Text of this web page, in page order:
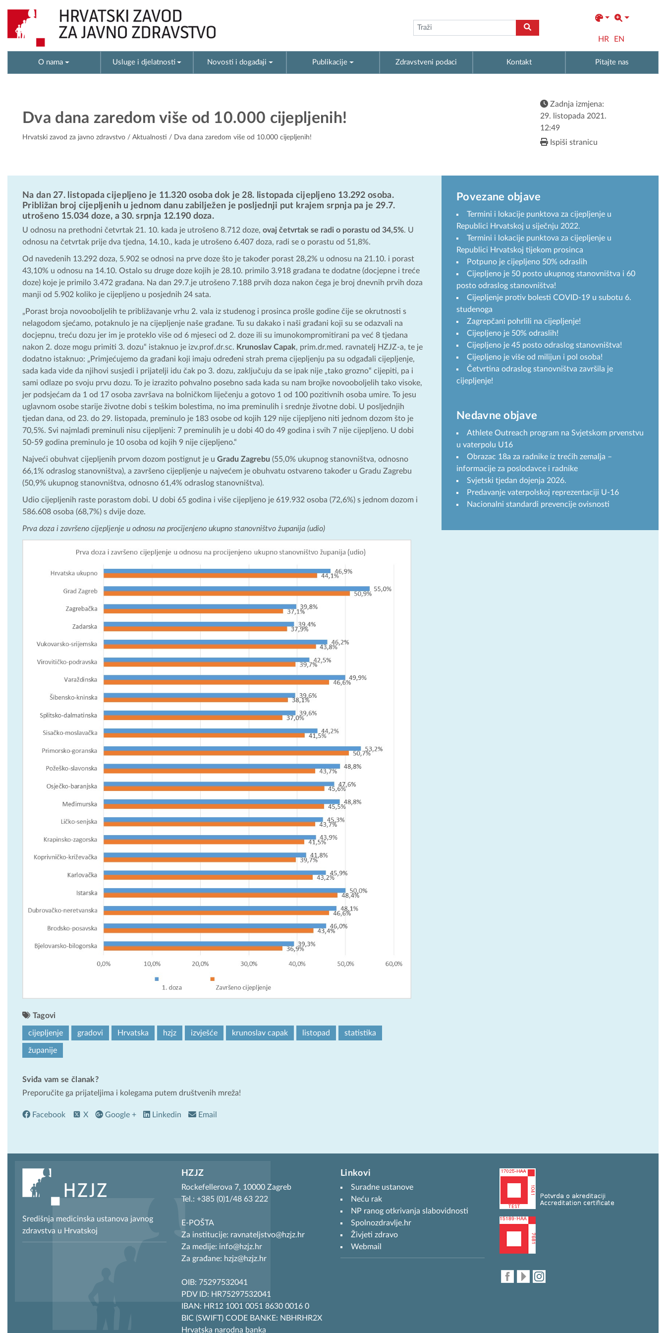
HR EN
O nama Usluge i djelatnosti Novosti i događaji Publikacije Zdravstveni podaci Kontakt Pitajte nas
Dva dana zaredom više od 10.000 cijepljenih!
Hrvatski zavod za javno zdravstvo / Aktualnosti / Dva dana zaredom više od 10.000 cijepljenih!
Zadnja izmjena:
29. listopada 2021.
12:49
Ispiši stranicu
Na dan 27. listopada cijepljeno je 11.320 osoba dok je 28. listopada cijepljeno 13.292 osoba.
Približan broj cijepljenih u jednom danu zabilježen je posljednji put krajem srpnja pa je 29.7.
utrošeno 15.034 doze, a 30. srpnja 12.190 doza.
U odnosu na prethodni četvrtak 21. 10. kada je utrošeno 8.712 doze, ovaj četvrtak se radi o porastu od 34,5%. U
odnosu na četvrtak prije dva tjedna, 14.10., kada je utrošeno 6.407 doza, radi se o porastu od 51,8%.
Od navedenih 13.292 doza, 5.902 se odnosi na prve doze što je također porast 28,2% u odnosu na 21.10. i porast
43,10% u odnosu na 14.10. Ostalo su druge doze kojih je 28.10. primilo 3.918 građana te dodatne (docjepne i treće
doze) koje je primilo 3.472 građana. Na dan 29.7.je utrošeno 7.188 prvih doza nakon čega je broj dnevnih prvih doza
manji od 5.902 koliko je cijepljeno u posjednih 24 sata.
„Porast broja novooboljelih te približavanje vrhu 2. vala iz studenog i prosinca prošle godine čije se okrutnosti s
nelagodom sjećamo, potaknulo je na cijepljenje naše građane. Tu su dakako i naši građani koji su se odazvali na
docjepnu, treću dozu jer im je proteklo više od 6 mjeseci od 2. doze ili su imunokompromitirani pa već 8 tjedana
nakon 2. doze mogu primiti 3. dozu“ istaknuo je izv.prof.dr.sc. Krunoslav Capak, prim.dr.med. ravnatelj HZJZ-a, te je
dodatno istaknuo: „Primjećujemo da građani koji imaju određeni strah prema cijepljenju pa su odgađali cijepljenje,
sada kada vide da njihovi susjedi i prijatelji idu čak po 3. dozu, zaključuju da se ipak nije „tako grozno“ cijepiti, pa i
sami odlaze po svoju prvu dozu. To je izrazito pohvalno posebno sada kada su nam brojke novooboljelih tako visoke,
jer podsjećam da 1 od 17 osoba završava na bolničkom liječenju a gotovo 1 od 100 pozitivnih osoba umire. To jesu
uglavnom osobe starije životne dobi s teškim bolestima, no ima preminulih i srednje životne dobi. U posljednjih
tjedan dana, od 23. do 29. listopada, preminulo je 183 osobe od kojih 129 nije cijepljeno niti jednom dozom što je
70,5%. Svi najmlađi preminuli nisu cijepljeni: 7 preminulih je u dobi 40 do 49 godina i svih 7 nije cijepljeno. U dobi
50-59 godina preminulo je 10 osoba od kojih 9 nije cijepljeno.“
Najveći obuhvat cijepljenih prvom dozom postignut je u Gradu Zagrebu (55,0% ukupnog stanovništva, odnosno
66,1% odraslog stanovništva), a završeno cijepljenje u najvećem je obuhvatu ostvareno također u Gradu Zagrebu
(50,9% ukupnog stanovništva, odnosno 61,4% odraslog stanovništva).
Udio cijepljenih raste porastom dobi. U dobi 65 godina i više cijepljeno je 619.932 osoba (72,6%) s jednom dozom i
586.608 osoba (68,7%) s dvije doze.
Prva doza i završeno cijepljenje u odnosu na procijenjeno ukupno stanovništvo županija (udio)
Tagovi
cijepljenje gradovi Hrvatska hzjz izvješće krunoslav capak listopad statistika
županije
Sviđa vam se članak?
Preporučite ga prijateljima i kolegama putem društvenih mreža!
Facebook X Google + Linkedin Email
Povezane objave
Termini i lokacije punktova za cijepljenje u
Republici Hrvatskoj u siječnju 2022.
Termini i lokacije punktova za cijepljenje u
Republici Hrvatskoj tijekom prosinca
Potpuno je cijepljeno 50% odraslih
Cijepljeno je 50 posto ukupnog stanovništva i 60
posto odraslog stanovništva!
Cijepljenje protiv bolesti COVID-19 u subotu 6.
studenoga
Zagrepčani pohrlili na cijepljenje!
Cijepljeno je 50% odraslih!
Cijepljeno je 45 posto odraslog stanovništva!
Cijepljeno je više od milijun i pol osoba!
Četvrtina odraslog stanovništva završila je
cijepljenje!
Nedavne objave
Athlete Outreach program na Svjetskom prvenstvu
u vaterpolu U16
Obrazac 18a za radnike iz trećih zemalja –
informacije za poslodavce i radnike
Svjetski tjedan dojenja 2026.
Predavanje vaterpolskoj reprezentaciji U-16
Nacionalni standardi prevencije ovisnosti
Središnja medicinska ustanova javnog
zdravstva u Hrvatskoj
HZJZ
Rockefellerova 7, 10000 Zagreb
Tel.: +385 (0)1/48 63 222
E-POŠTA
Za institucije: ravnateljstvo@hzjz.hr
Za medije: info@hzjz.hr
Za građane: hzjz@hzjz.hr
OIB: 75297532041
PDV ID: HR75297532041
IBAN: HR12 1001 0051 8630 0016 0
BIC (SWIFT) CODE BANKE: NBHRHR2X
Hrvatska narodna banka
Linkovi
Suradne ustanove
Neću rak
NP ranog otkrivanja slabovidnosti
Spolnozdravlje.hr
Živjeti zdravo
Webmail